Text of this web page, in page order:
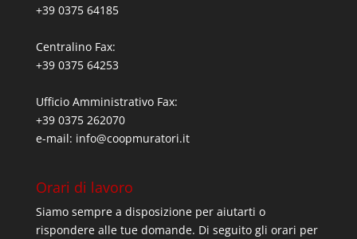
+39 0375 64185
Centralino Fax:
+39 0375 64253
Ufficio Amministrativo Fax:
+39 0375 262070
e-mail: info@coopmuratori.it
Orari di lavoro
Siamo sempre a disposizione per aiutarti o
rispondere alle tue domande. Di seguito gli orari per